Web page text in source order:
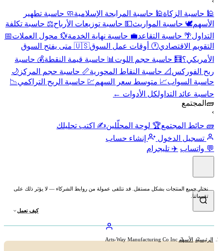
🕌 حاسبة الزكاة🕌 حاسبة المرابحة الإسلامية🧼 حاسبة تطهير
الأسهم🕊️ حاسبة المواريث💵 حاسبة توزيعات الأرباح⚖️ حاسبة تكلفة
التداول 🌴 حاسبة التقاعد💼 حاسبة نهاية الخدمة💱 محول العملات📅
التقويم الاقتصادي🕐 أوقات عمل السوق
🇺🇸 متى يفتح السوق
الأمريكي؟🧮 حاسبة حجم اللوت📊 حاسبة قيمة النقطة💰 حاسبة
ربح الفوركس 📐 حاسبة النقاط المحورية📏 حاسبة حجم المركز 🌙
حاسبة السواب📈 متوسط سعر السهم💹 حاسبة الربح التراكمي 📉
حاسبة عائد التداولكل الأدوات ←
🧱المجتمع
🧱 حائط المجتمع🏆 لوحة المحلّلين✍️ اكتب تحليلك
تسجيل الدخول
إنشاء حساب
💬 واتساب ✈️ تليجرام
نختار جميع المنتجات بشكل مستقل. قد نتلقى عمولة من روابط الشركاء — لا يؤثر ذلك على
تقييماتنا.
كيف نعمل
الرئيسية الأسهم Arts-Way Manufacturing Co Inc